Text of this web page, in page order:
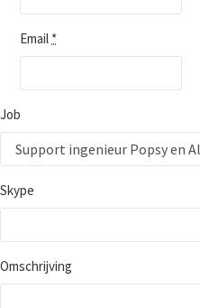
Email *
Job
Skype
Omschrijving